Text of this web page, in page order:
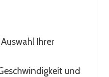
Ihrer
und